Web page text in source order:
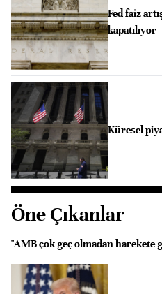
Fed faiz
kapatılıyor
Küresel
Öne Çıkanlar
"AMB çok geç olmadan harekete